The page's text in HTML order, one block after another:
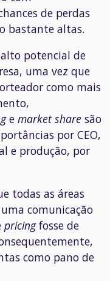
de perdas
bastante altas.
potencial de
uma vez que
como mais
e market share são
por CEO,
e produção, por
todas as áreas
comunicação
pricingfosse de
como pano de